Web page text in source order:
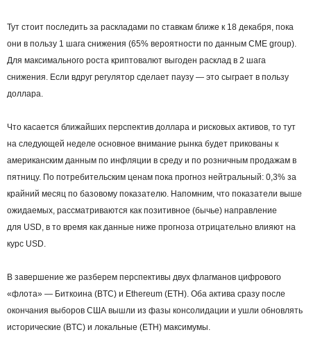
Тут стоит последить за раскладами по ставкам ближе к 18 декабря, пока
они в пользу 1 шага снижения (65% вероятности по данным CME group).
Для максимального роста криптовалют выгоден расклад в 2 шага
снижения. Если вдруг регулятор сделает паузу — это сыграет в пользу
доллара.
Что касается ближайших перспектив доллара и рисковых активов, то тут
на следующей неделе основное внимание рынка будет прикованы к
американским данным по инфляции в среду и по розничным продажам в
пятницу. По потребительским ценам пока прогноз нейтральный: 0,3% за
крайний месяц по базовому показателю. Напомним, что показатели выше
ожидаемых, рассматриваются как позитивное (бычье) направление
для USD, в то время как данные ниже прогноза отрицательно влияют на
курс USD.
В завершение же разберем перспективы двух флагманов цифрового
«флота» — Биткоина (BTC) и Ethereum (ETH). Оба актива сразу после
окончания выборов США вышли из фазы консолидации и ушли обновлять
исторические (BTC) и локальные (ETH) максимумы.